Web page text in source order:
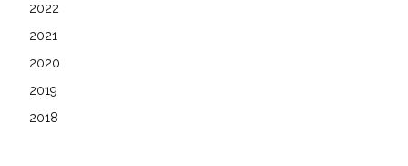
2022
2021
2020
2019
2018